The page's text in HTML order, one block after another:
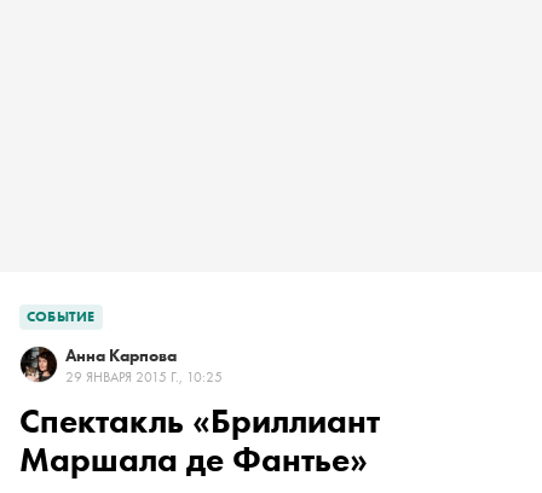
СОБЫТИЕ
Анна Карпова
29 ЯНВАРЯ 2015 Г., 10:25
Спектакль «Бриллиант
Маршала де Фантье»